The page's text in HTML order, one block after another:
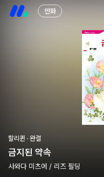
만화
할리퀸 · 완결
금지된 약속
사와다 미츠에 / 리즈 필딩